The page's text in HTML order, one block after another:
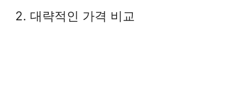
2. 대략적인 가격 비교